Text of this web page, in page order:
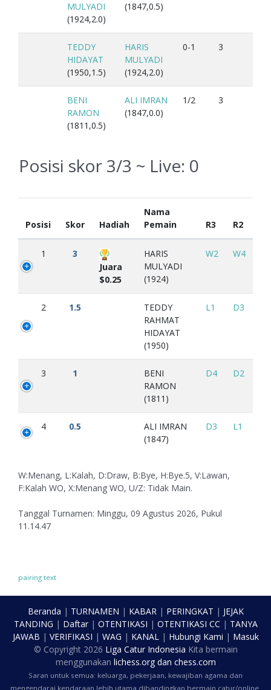
MULYADI
(1924,2.0)
(1847,0.5)
TEDDY
HIDAYAT
(1950,1.5)
HARIS
MULYADI
(1924,2.0)
0-1 3
BENI
RAMON
(1811,0.5)
ALI IMRAN
(1847,0.0)
1/2 3
Posisi skor 3/3 ~ Live: 0
Posisi Skor Hadiah
Nama
Pemain
R3 R2
1
3
Juara
$0.25
HARIS
MULYADI
(1924)
W2 W4
2 1.5
TEDDY
RAHMAT
HIDAYAT
(1950)
L1 D3
3 1
BENI
RAMON
(1811)
D4 D2
4 0.5
ALI IMRAN
(1847)
D3 L1
W:Menang, L:Kalah, D:Draw, B:Bye, H:Bye.5, V:Lawan,
F:Kalah WO, X:Menang WO, U/Z: Tidak Main.
Tanggal Turnamen: Minggu, 09 Agustus 2026, Pukul
11.14.47
pairing text
Beranda | TURNAMEN | KABAR| PERINGKAT | JEJAK
TANDING | Daftar| OTENTIKASI | OTENTIKASI CC | TANYA
JAWAB | VERIFIKASI | WAG | KANAL| Hubungi Kami | Masuk
© Copyright 2026 Liga Catur Indonesia Kita bermain
menggunakan lichess.orgdan chess.com
Saran untuk semua: keluarga, pekerjaan, kewajiban agama dan
mengendarai kendaraan lebih utama dibandingkan bermain catur/online.